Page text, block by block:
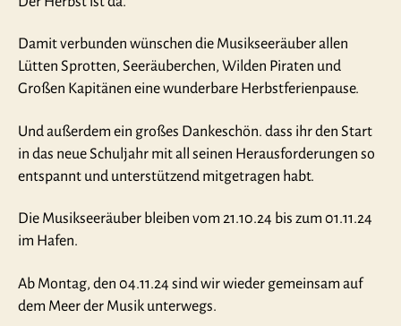
Damit verbunden wünschen die Musikseeräuber allen
Lütten Sprotten, Seeräuberchen, Wilden Piraten und
Großen Kapitänen eine wunderbare Herbstferienpause.
Und außerdem ein großes Dankeschön. dass ihr den Start
in das neue Schuljahr mit all seinen Herausforderungen so
entspannt und unterstützend mitgetragen habt.
Die Musikseeräuber bleiben vom 21.10.24 bis zum 01.11.24
im Hafen.
Ab Montag, den 04.11.24 sind wir wieder gemeinsam auf
dem Meer der Musik unterwegs.